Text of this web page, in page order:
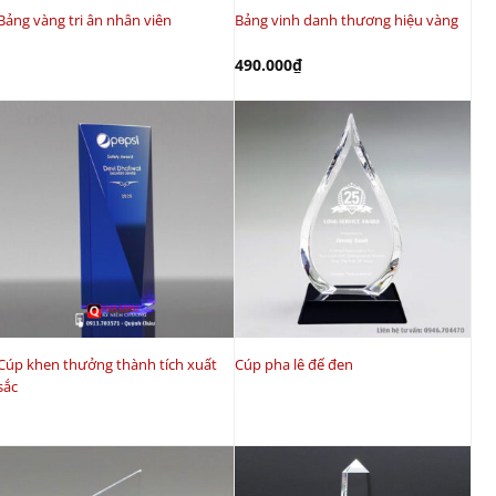
vàng tri ân nhân viên Bảng vinh danh thương hiệu vàng
490.000₫
khen thưởng thành tích xuất
Cúp pha lê đế đen